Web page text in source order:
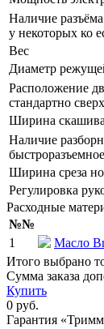
Наличие
у некоторых ко
Вес
Диаметр
Расположение
стандартно
Ширина
Наличие
Ширина среза
Регулировка
Расходные
№№
1
Масло
Итого выбрано
Сумма заказа
Купить
0 руб.
Гарантия